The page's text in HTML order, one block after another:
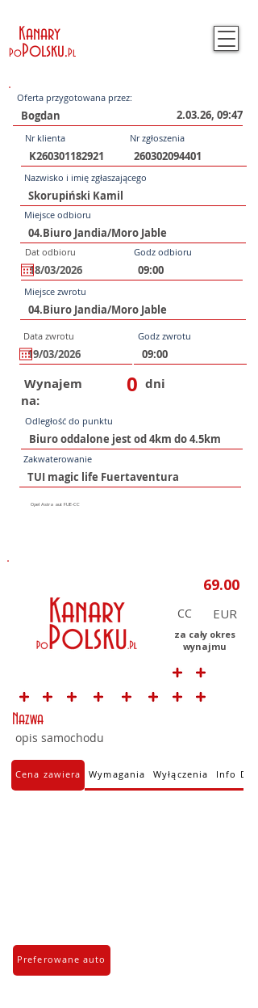
Kanary
PoPolsku.Pl
Oferta przygotowana przez:
2.03.26, 09:47
Nr klienta Nr zgłoszenia
Nazwisko i imię zgłaszającego
Miejsce odbioru
Dat odbioru Godz odbioru
Miejsce zwrotu
Data zwrotu Godz zwrotu
Wynajem
na:
0 dni
Odległość do punktu
Zakwaterowanie
CC
za cały okres
wynajmu
Nazwa
opis samochodu
Cena zawiera Wymagania Wyłączenia Info
Preferowane auto